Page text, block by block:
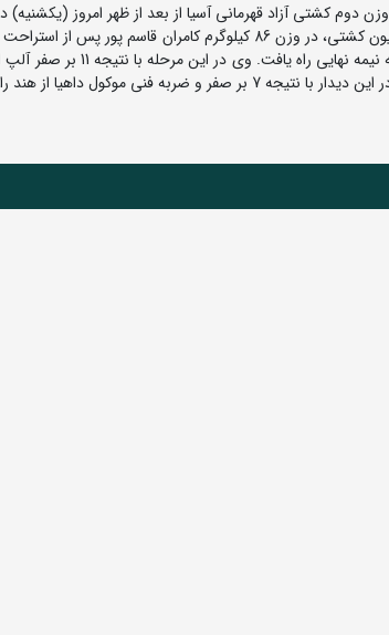
دوم کشتی آزاد قهرمانی آسیا از بعد از ظهر امروز
از ژاپن را مغلوب کرد و
موکول داهیا از هند را مغلوب کرد و طلایی شد.